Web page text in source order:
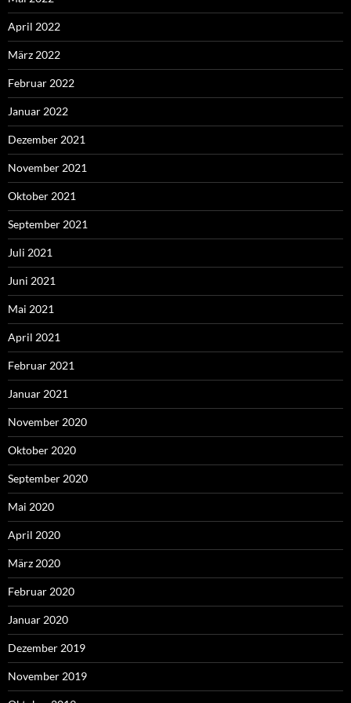
April 2022
März 2022
Februar 2022
Januar 2022
Dezember 2021
November 2021
Oktober 2021
September 2021
Juli 2021
Juni 2021
Mai 2021
April 2021
Februar 2021
Januar 2021
November 2020
Oktober 2020
September 2020
Mai 2020
April 2020
März 2020
Februar 2020
Januar 2020
Dezember 2019
November 2019